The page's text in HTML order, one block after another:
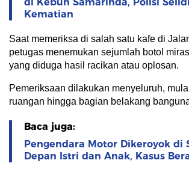
Kematian
Saat memeriksa di salah satu kafe di
petugas menemukan sejumlah botol
yang diduga hasil racikan atau oplosan.
Pemeriksaan dilakukan menyeluruh,
ruangan hingga bagian belakang
Baca juga:
Pengendara Motor Dikeroyok di
Depan Istri dan Anak, Kasus